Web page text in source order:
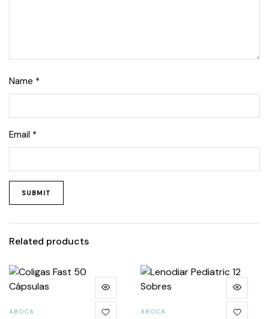
Name *
Email *
Related products
ABOCA ABOCA